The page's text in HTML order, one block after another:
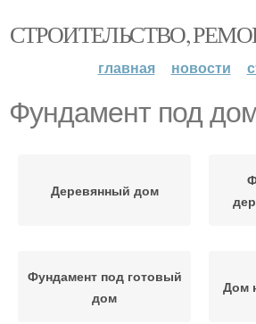
СТРОИТЕЛЬСТВО,
главная новости
Фундамент под
Деревянный дом
Фундамент под готовый
дом
Дом